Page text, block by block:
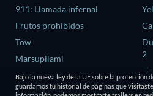
911: Llamada infernal
Frutos prohibidos
Tow
Marsupilami
Cryptozoo
2
Bajo la nueva ley de la UE sobre la protección
guardamos tu historial de páginas que